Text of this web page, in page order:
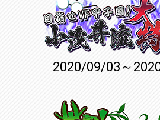
2020/09/03～